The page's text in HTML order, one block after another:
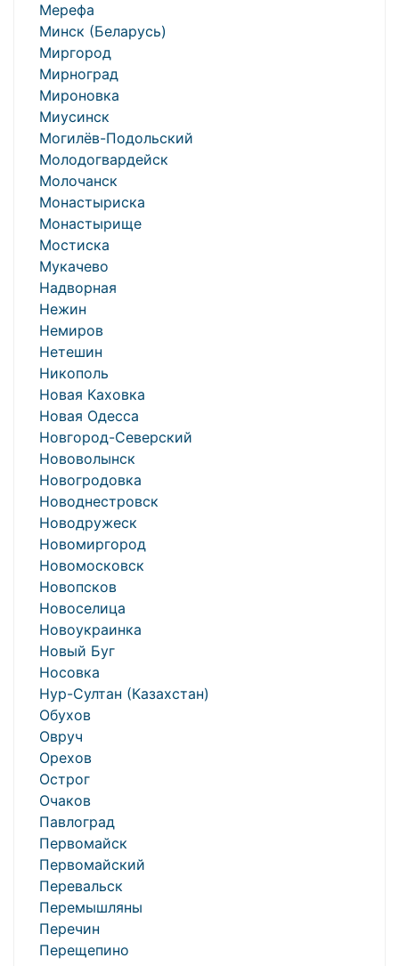
Мерефа
Минск (Беларусь)
Миргород
Мирноград
Мироновка
Миусинск
Могилёв-Подольский
Молодогвардейск
Молочанск
Монастыриска
Монастырище
Мостиска
Мукачево
Надворная
Нежин
Немиров
Нетешин
Никополь
Новая Каховка
Новая Одесса
Новгород-Северский
Нововолынск
Новогродовка
Новоднестровск
Новодружеск
Новомиргород
Новомосковск
Новопсков
Новоселица
Новоукраинка
Новый Буг
Носовка
Нур-Султан (Казахстан)
Обухов
Овруч
Орехов
Острог
Очаков
Павлоград
Первомайск
Первомайский
Перевальск
Перемышляны
Перечин
Перещепино